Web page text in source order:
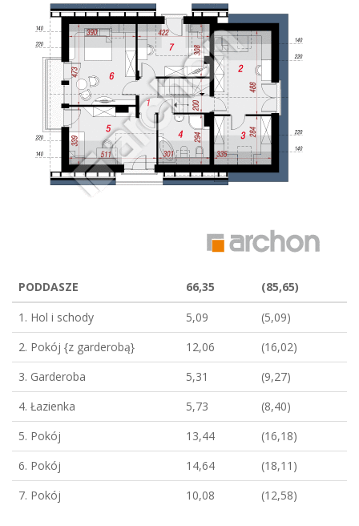
PODDASZE 66,35
(85,65)
1. Hol i schody
5,09
(5,09)
2. Pokój {z garderobą}
12,06
(16,02)
3. Garderoba
5,31
(9,27)
4. Łazienka
5,73
(8,40)
5. Pokój
13,44
(16,18)
6. Pokój
14,64
(18,11)
7. Pokój
10,08 (12,58)